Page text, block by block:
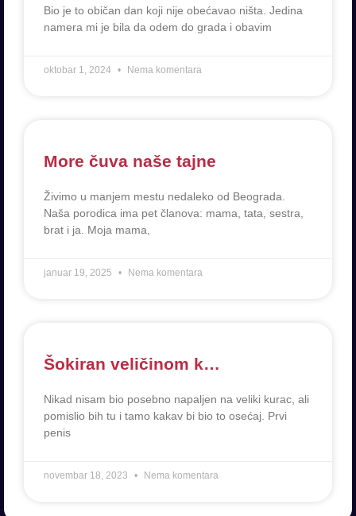
Bio je to običan dan koji nije obećavao ništa. Jedina
namera mi je bila da odem do grada i obavim
oktobar 1, 2024 Nema komentara
More čuva naše tajne
Živimo u manjem mestu nedaleko od Beograda.
Naša porodica ima pet članova: mama, tata, sestra,
brat i ja. Moja mama,
januar 19, 2025 Nema komentara
Šokiran veličinom k…
Nikad nisam bio posebno napaljen na veliki kurac, ali
pomislio bih tu i tamo kakav bi bio to osećaj. Prvi
penis
novembar 18, 2023 Nema komentara